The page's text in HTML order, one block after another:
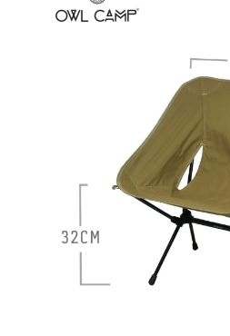
每筆NT$80，滿NT$490(含以上)免運費